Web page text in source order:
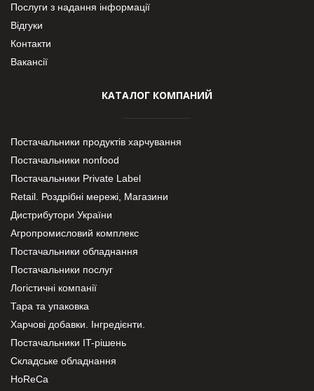
Послуги з надання інформації
Відгуки
Контакти
Вакансії
КАТАЛОГ КОМПАНИЙ
Постачальники продуктів харчування
Постачальники nonfood
Постачальники Private Label
Retail. Роздрібні мережі, Магазини
Дистрибутори України
Агропромисловий комплекс
Постачальники обладнання
Постачальники послуг
Логістичні компанії
Тара та упаковка
Харчові добавки. Інгредієнти.
Постачальники IT-рішень
Складське обладнання
HoReCa